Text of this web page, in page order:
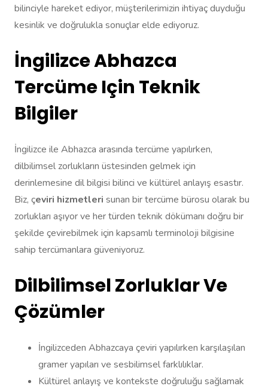
bilinciyle hareket ediyor, müşterilerimizin ihtiyaç duyduğu
kesinlik ve doğrulukla sonuçlar elde ediyoruz.
İngilizce Abhazca
Tercüme Için Teknik
Bilgiler
İngilizce ile Abhazca arasında tercüme yapılırken,
dilbilimsel zorlukların üstesinden gelmek için
derinlemesine dil bilgisi bilinci ve kültürel anlayış esastır.
Biz, çeviri hizmetleri sunan bir tercüme bürosu olarak bu
zorlukları aşıyor ve her türden teknik dökümanı doğru bir
şekilde çevirebilmek için kapsamlı terminoloji bilgisine
sahip tercümanlara güveniyoruz.
Dilbilimsel Zorluklar Ve
Çözümler
İngilizceden Abhazcaya çeviri yapılırken karşılaşılan
gramer yapıları ve sesbilimsel farklılıklar.
Kültürel anlayış ve kontekste doğruluğu sağlamak